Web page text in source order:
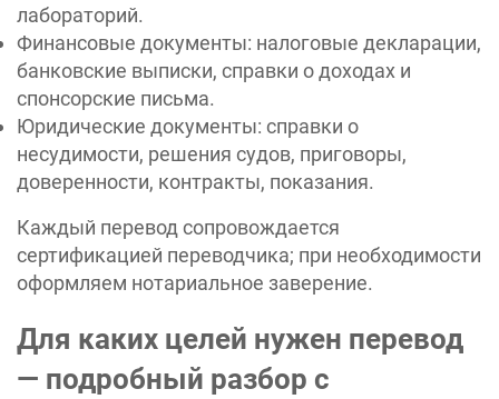
лабораторий.
Финансовые документы: налоговые декларации,
банковские выписки, справки о доходах и
спонсорские письма.
Юридические документы: справки о
несудимости, решения судов, приговоры,
доверенности, контракты, показания.
Каждый перевод сопровождается
сертификацией переводчика; при необходимости
оформляем нотариальное заверение.
Для каких целей нужен перевод
— подробный разбор с